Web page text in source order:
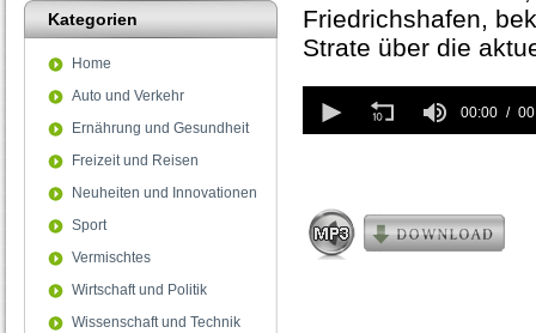
Kategorien
Home
Auto und Verkehr
Ernährung und Gesundheit
Freizeit und Reisen
Neuheiten und Innovationen
Sport
Vermischtes
Wirtschaft und Politik
Wissenschaft und Technik
Friedrichshafen,
Strate über die
seconds
of
00:00